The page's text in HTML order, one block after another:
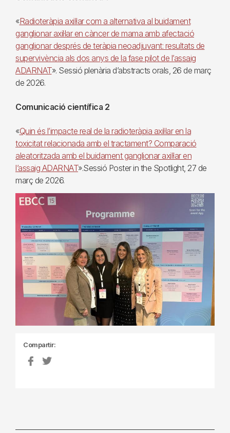
«Radioteràpia axil·lar com a alternativa al buidament
ganglionar axil·lar en càncer de mama amb afectació
ganglionar després de teràpia neoadjuvant: resultats de
supervivència als dos anys de la fase pilot de l’assaig
ADARNAT». Sessió plenària d’abstracts orals, 26 de març
de 2026.
Comunicació científica 2
«Quin és l’impacte real de la radioteràpia axil·lar en la
toxicitat relacionada amb el tractament? Comparació
aleatoritzada amb el buidament ganglionar axil·lar en
l’assaig ADARNAT».Sessió Poster in the Spotlight, 27 de
març de 2026.
Compartir: